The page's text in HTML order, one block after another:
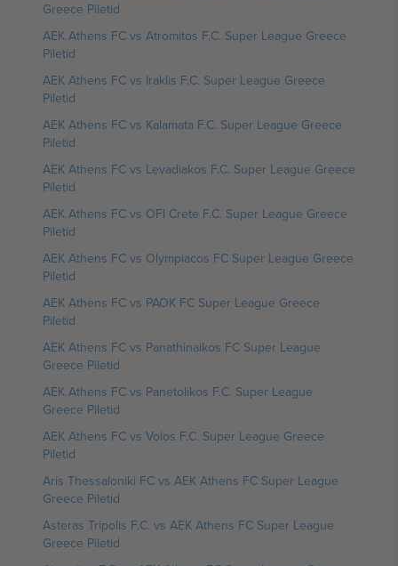
Greece Piletid
AEK Athens FC vs Atromitos F.C. Super League Greece
Piletid
AEK Athens FC vs Iraklis F.C. Super League Greece
Piletid
AEK Athens FC vs Kalamata F.C. Super League Greece
Piletid
AEK Athens FC vs Levadiakos F.C. Super League Greece
Piletid
AEK Athens FC vs OFI Crete F.C. Super League Greece
Piletid
AEK Athens FC vs Olympiacos FC Super League Greece
Piletid
AEK Athens FC vs PAOK FC Super League Greece
Piletid
AEK Athens FC vs Panathinaikos FC Super League
Greece Piletid
AEK Athens FC vs Panetolikos F.C. Super League
Greece Piletid
AEK Athens FC vs Volos F.C. Super League Greece
Piletid
Aris Thessaloniki FC vs AEK Athens FC Super League
Greece Piletid
Asteras Tripolis F.C. vs AEK Athens FC Super League
Greece Piletid